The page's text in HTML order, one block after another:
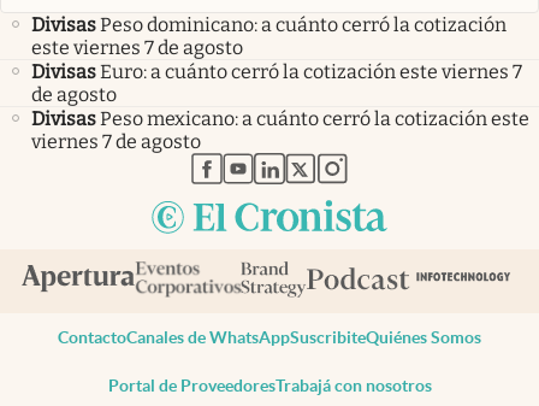
DivisasPeso dominicano: a cuánto cerró la cotización
este viernes 7 de agosto
DivisasEuro: a cuánto cerró la cotización este viernes 7
de agosto
DivisasPeso mexicano: a cuánto cerró la cotización este
viernes 7 de agosto
abre en nueva pestaña
abre en nueva pestaña
abre en nueva pestaña
abre en nueva pestaña
abre en nueva pestaña
ContactoCanales de WhatsAppSuscribiteQuiénes Somos
Portal de ProveedoresTrabajá con nosotros